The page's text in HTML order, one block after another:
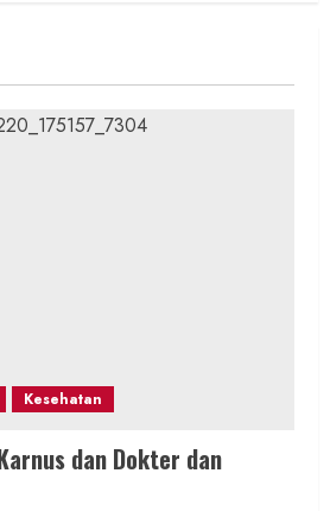
Kesehatan
dan Dokter dan